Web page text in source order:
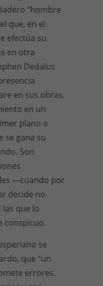
“hombre
que, en el
efectúa su
en otra
Dedalus
en sus obras.
en un
plano o
se gana su
Son
—cuando por
decide no
que lo
conspicuo.
se
que “un
errores.